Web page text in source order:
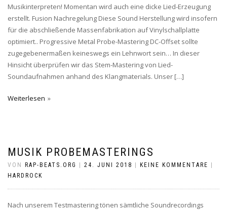
Musikinterpreten! Momentan wird auch eine dicke Lied-Erzeugung
erstellt. Fusion Nachregelung Diese Sound Herstellung wird insofern
für die abschließende Massenfabrikation auf Vinylschallplatte
optimiert.. Progressive Metal Probe-Mastering DC-Offset sollte
zugegebenermaßen keineswegs ein Lehnwort sein… In dieser
Hinsicht überprüfen wir das Stem-Mastering von Lied-
Soundaufnahmen anhand des Klangmaterials. Unser […]
Weiterlesen
MUSIK PROBEMASTERINGS
VON RAP-BEATS.ORG 24. JUNI 2018 KEINE KOMMENTARE
HARDROCK
Nach unserem Testmastering tönen sämtliche Soundrecordings